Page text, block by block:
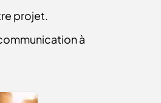
projet.
à